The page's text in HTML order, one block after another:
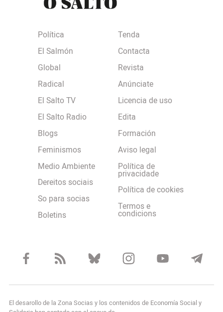
Política
El Salmón
Global
Radical
El Salto TV
El Salto Radio
Blogs
Feminismos
Medio Ambiente
Dereitos sociais
So para socias
Boletins
Tenda
Contacta
Revista
Anúnciate
Licencia de uso
Edita
Formación
Aviso legal
Política de
privacidade
Política de cookies
Termos e
condicions
El desarollo de la Zona Socias y los contenidos de Economía Social y